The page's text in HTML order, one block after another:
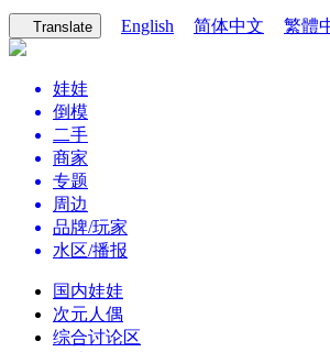
Translate English 简体中文 繁體
娃娃
倒模
二手
商家
专题
周边
品牌/玩家
水区/播报
国内娃娃
次元人偶
综合讨论区